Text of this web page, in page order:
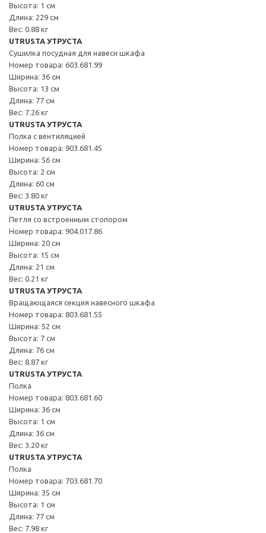
Высота: 1 см
Длина: 229 см
Вес: 0.88 кг
UTRUSTA УТРУСТА
Сушилка посудная для навесн шкафа
Номер товара: 603.681.99
Ширина: 36 см
Высота: 13 см
Длина: 77 см
Вес: 7.26 кг
UTRUSTA УТРУСТА
Полка с вентиляцией
Номер товара: 903.681.45
Ширина: 56 см
Высота: 2 см
Длина: 60 см
Вес: 3.80 кг
UTRUSTA УТРУСТА
Петля со встроенным стопором
Номер товара: 904.017.86
Ширина: 20 см
Высота: 15 см
Длина: 21 см
Вес: 0.21 кг
UTRUSTA УТРУСТА
Вращающаяся секция навесного шкафа
Номер товара: 803.681.55
Ширина: 52 см
Высота: 7 см
Длина: 76 см
Вес: 8.87 кг
UTRUSTA УТРУСТА
Полка
Номер товара: 803.681.60
Ширина: 36 см
Высота: 1 см
Длина: 36 см
Вес: 3.20 кг
UTRUSTA УТРУСТА
Полка
Номер товара: 703.681.70
Ширина: 35 см
Высота: 1 см
Длина: 77 см
Вес: 7.98 кг